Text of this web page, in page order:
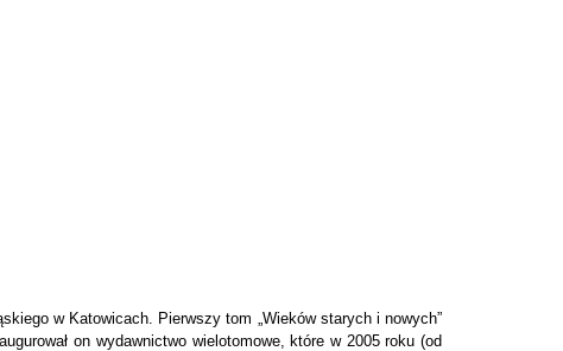
w Katowicach. Pierwszy tom „Wieków starych i nowych”
on wydawnictwo wielotomowe, które w 2005 roku (od